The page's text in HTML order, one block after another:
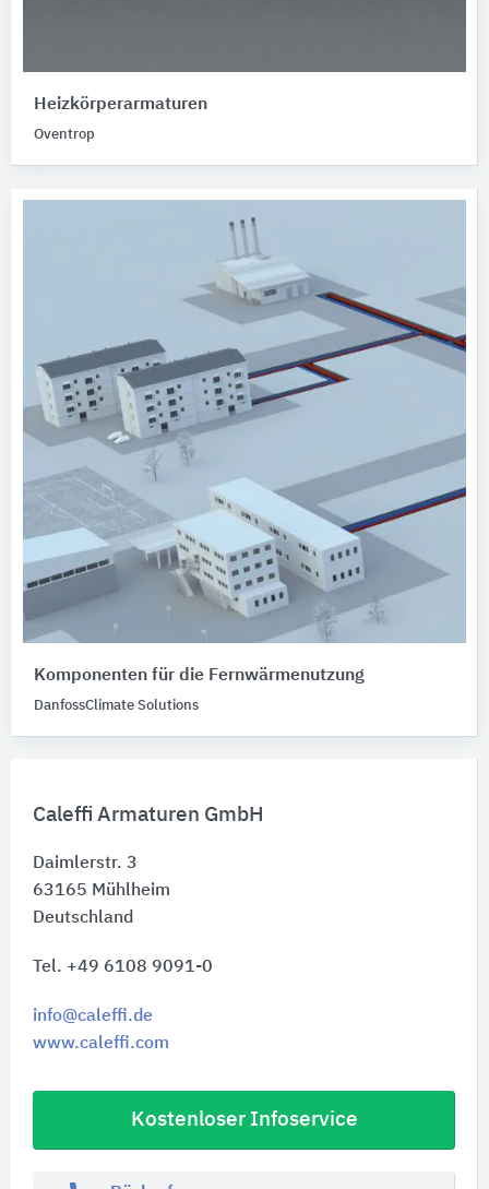
Caleffi Armaturen GmbH
Daimlerstr. 3
63165 Mühlheim
Deutschland
Tel. +49 6108 9091-0
info@caleffi.de
www.caleffi.com
Kostenloser Infoservice
Heizkörperarmaturen
Oventrop
Komponenten für die Fernwärmenutzung
DanfossClimate Solutions